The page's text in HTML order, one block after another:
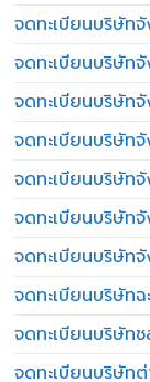
จดทะเบียนบริษัท
จดทะเบียนบริษัท
จดทะเบียนบริษัท
จดทะเบียนบริษัท
จดทะเบียนบริษัท
จดทะเบียนบริษัท
จดทะเบียนบริษัท
จดทะเบียนบริษัทฉ
จดทะเบียนบริษัท
จดทะเบียนบริษัทต่